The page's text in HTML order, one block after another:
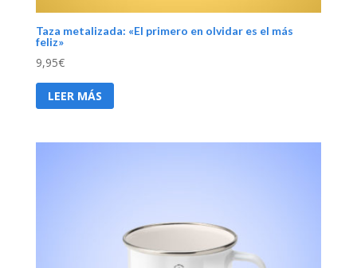
Taza metalizada: «El primero en olvidar es el más
feliz»
9,95€
LEER MÁS